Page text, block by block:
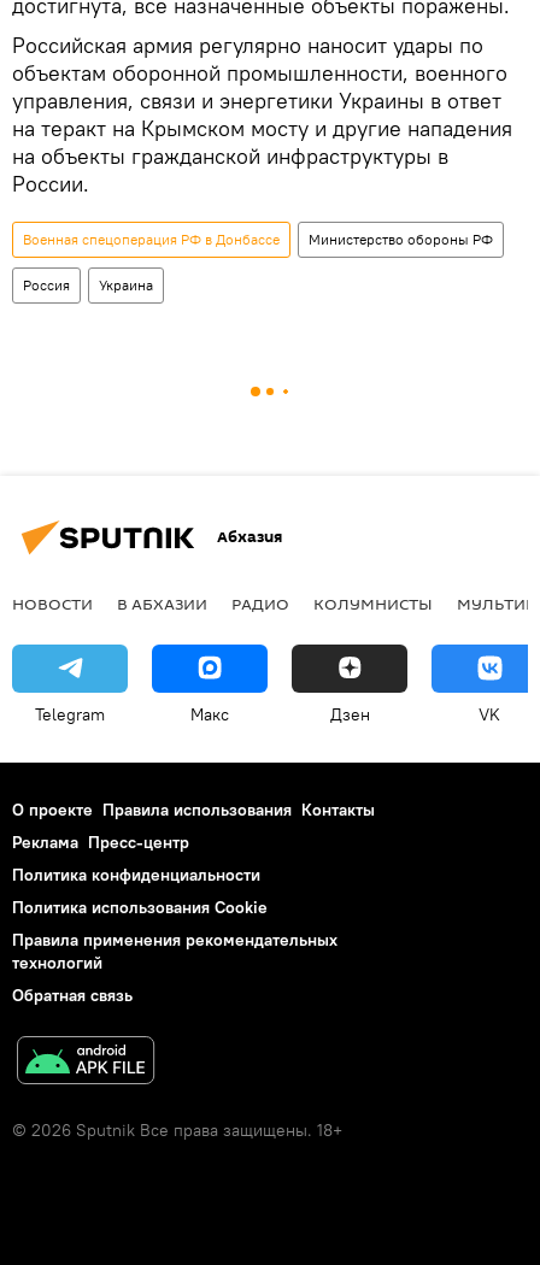
Российская армия регулярно наносит удары по
объектам оборонной промышленности, военного
управления, связи и энергетики Украины в ответ
на теракт на Крымском мосту и другие нападения
на объекты гражданской инфраструктуры в
России.
Военная спецоперация РФ в Донбассе Министерство обороны РФ
Россия Украина
Абхазия
НОВОСТИ В АБХАЗИИ РАДИО КОЛУМНИСТЫ
Telegram Макс Дзен VK
О проекте Правила использования Контакты
Реклама Пресс-центр
Политика конфиденциальности
Политика использования Cookie
Правила применения рекомендательных
технологий
Обратная связь
© 2026 Sputnik Все права защищены. 18+